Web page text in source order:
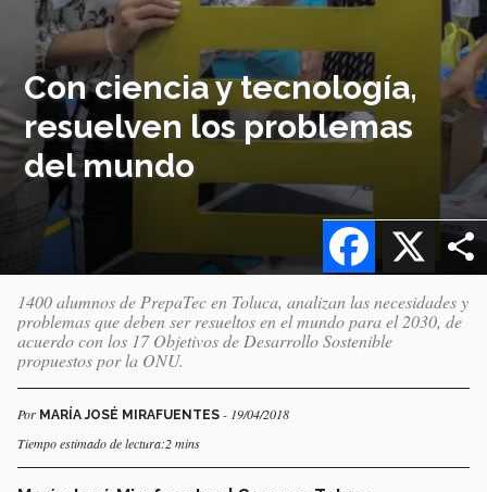
Con ciencia y tecnología,
resuelven los problemas
del mundo
X
Facebook
1400 alumnos de PrepaTec en Toluca, analizan las necesidades y
problemas que deben ser resueltos en el mundo para el 2030, de
acuerdo con los 17 Objetivos de Desarrollo Sostenible
propuestos por la ONU.
Por MARÍA JOSÉ MIRAFUENTES - 19/04/2018
Tiempo estimado de lectura:2 mins